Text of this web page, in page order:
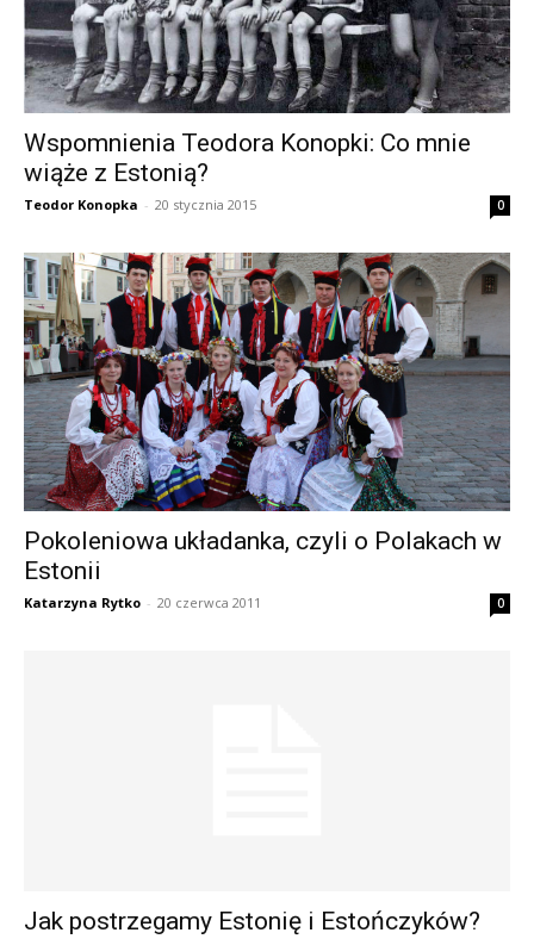
Wspomnienia Teodora Konopki: Co mnie
wiąże z Estonią?
Teodor Konopka - 20 stycznia 2015 0
Pokoleniowa układanka, czyli o Polakach w
Estonii
Katarzyna Rytko - 20 czerwca 2011 0
Jak postrzegamy Estonię i Estończyków?